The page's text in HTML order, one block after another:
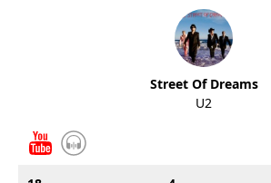
Street Of Dreams
U2